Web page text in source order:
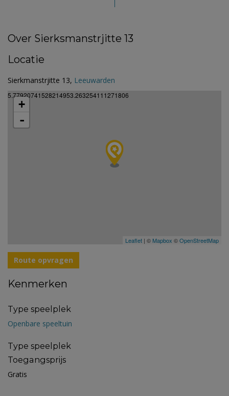
Over Sierksmanstrjitte 13
Locatie
Sierkmanstrjitte 13, Leeuwarden
5.77920741528214953.263254111271806
+
-
Leaflet | © Mapbox ©OpenStreetMap
Route opvragen
Kenmerken
Type speelplek
Openbare speeltuin
Type speelplek
Toegangsprijs
Gratis